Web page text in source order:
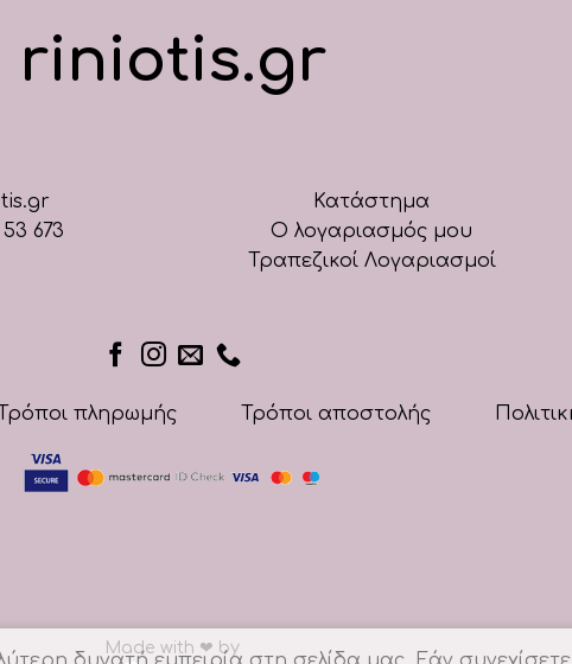
riniotis.gr
673
Κατάστημα
Ο λογαριασμός μου
Τραπεζικοί Λογαριασμοί
πληρωμής Τρόποι αποστολής
Made with ❤ by